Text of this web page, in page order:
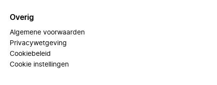
Overig
Algemene voorwaarden
Privacywetgeving
Cookiebeleid
Cookie instellingen